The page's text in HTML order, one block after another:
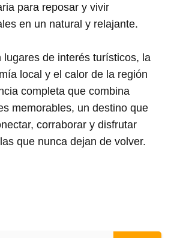
para reposar y vivir
en un natural y relajante.
lugares de interés turísticos, la
local y el calor de la región
completa que combina
memorables, un destino que
corraborar y disfrutar
que nunca dejan de volver.